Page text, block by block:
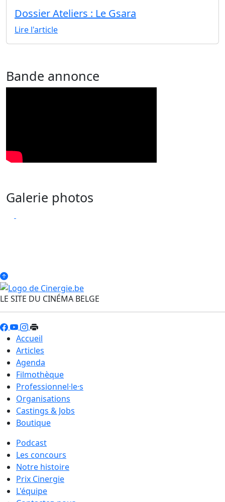
Dossier Ateliers : Le Gsara
Lire l'article
Bande annonce
Galerie photos
LE SITE DU CINÉMA BELGE
Accueil
Articles
Agenda
Filmothèque
Professionnel·le·s
Organisations
Castings & Jobs
Boutique
Podcast
Les concours
Notre histoire
Prix Cinergie
L'équipe